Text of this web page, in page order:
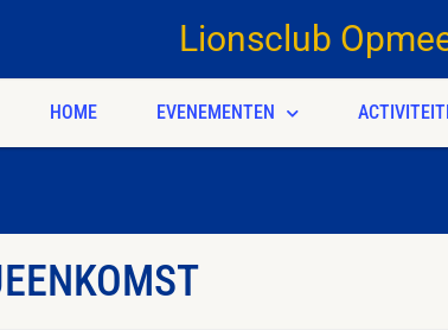
Lionsclub
HOME EVENEMENTEN